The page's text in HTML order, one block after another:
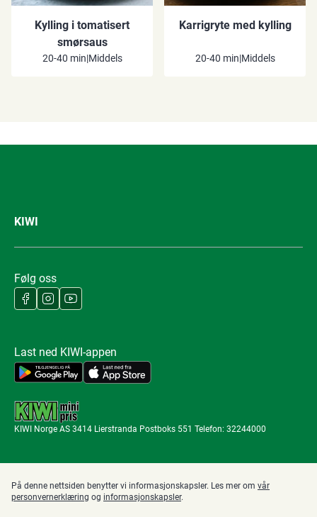
Kylling i tomatisert
smørsaus
20-40 min|Middels
Karrigryte med kylling
20-40 min|Middels
KIWI
Følg oss
Last ned KIWI-appen
KIWI Norge AS 3414 Lierstranda Postboks 551 Telefon: 32244000
På denne nettsiden benytter vi informasjonskapsler. Les mer om vår
personvernerklæring og informasjonskapsler.